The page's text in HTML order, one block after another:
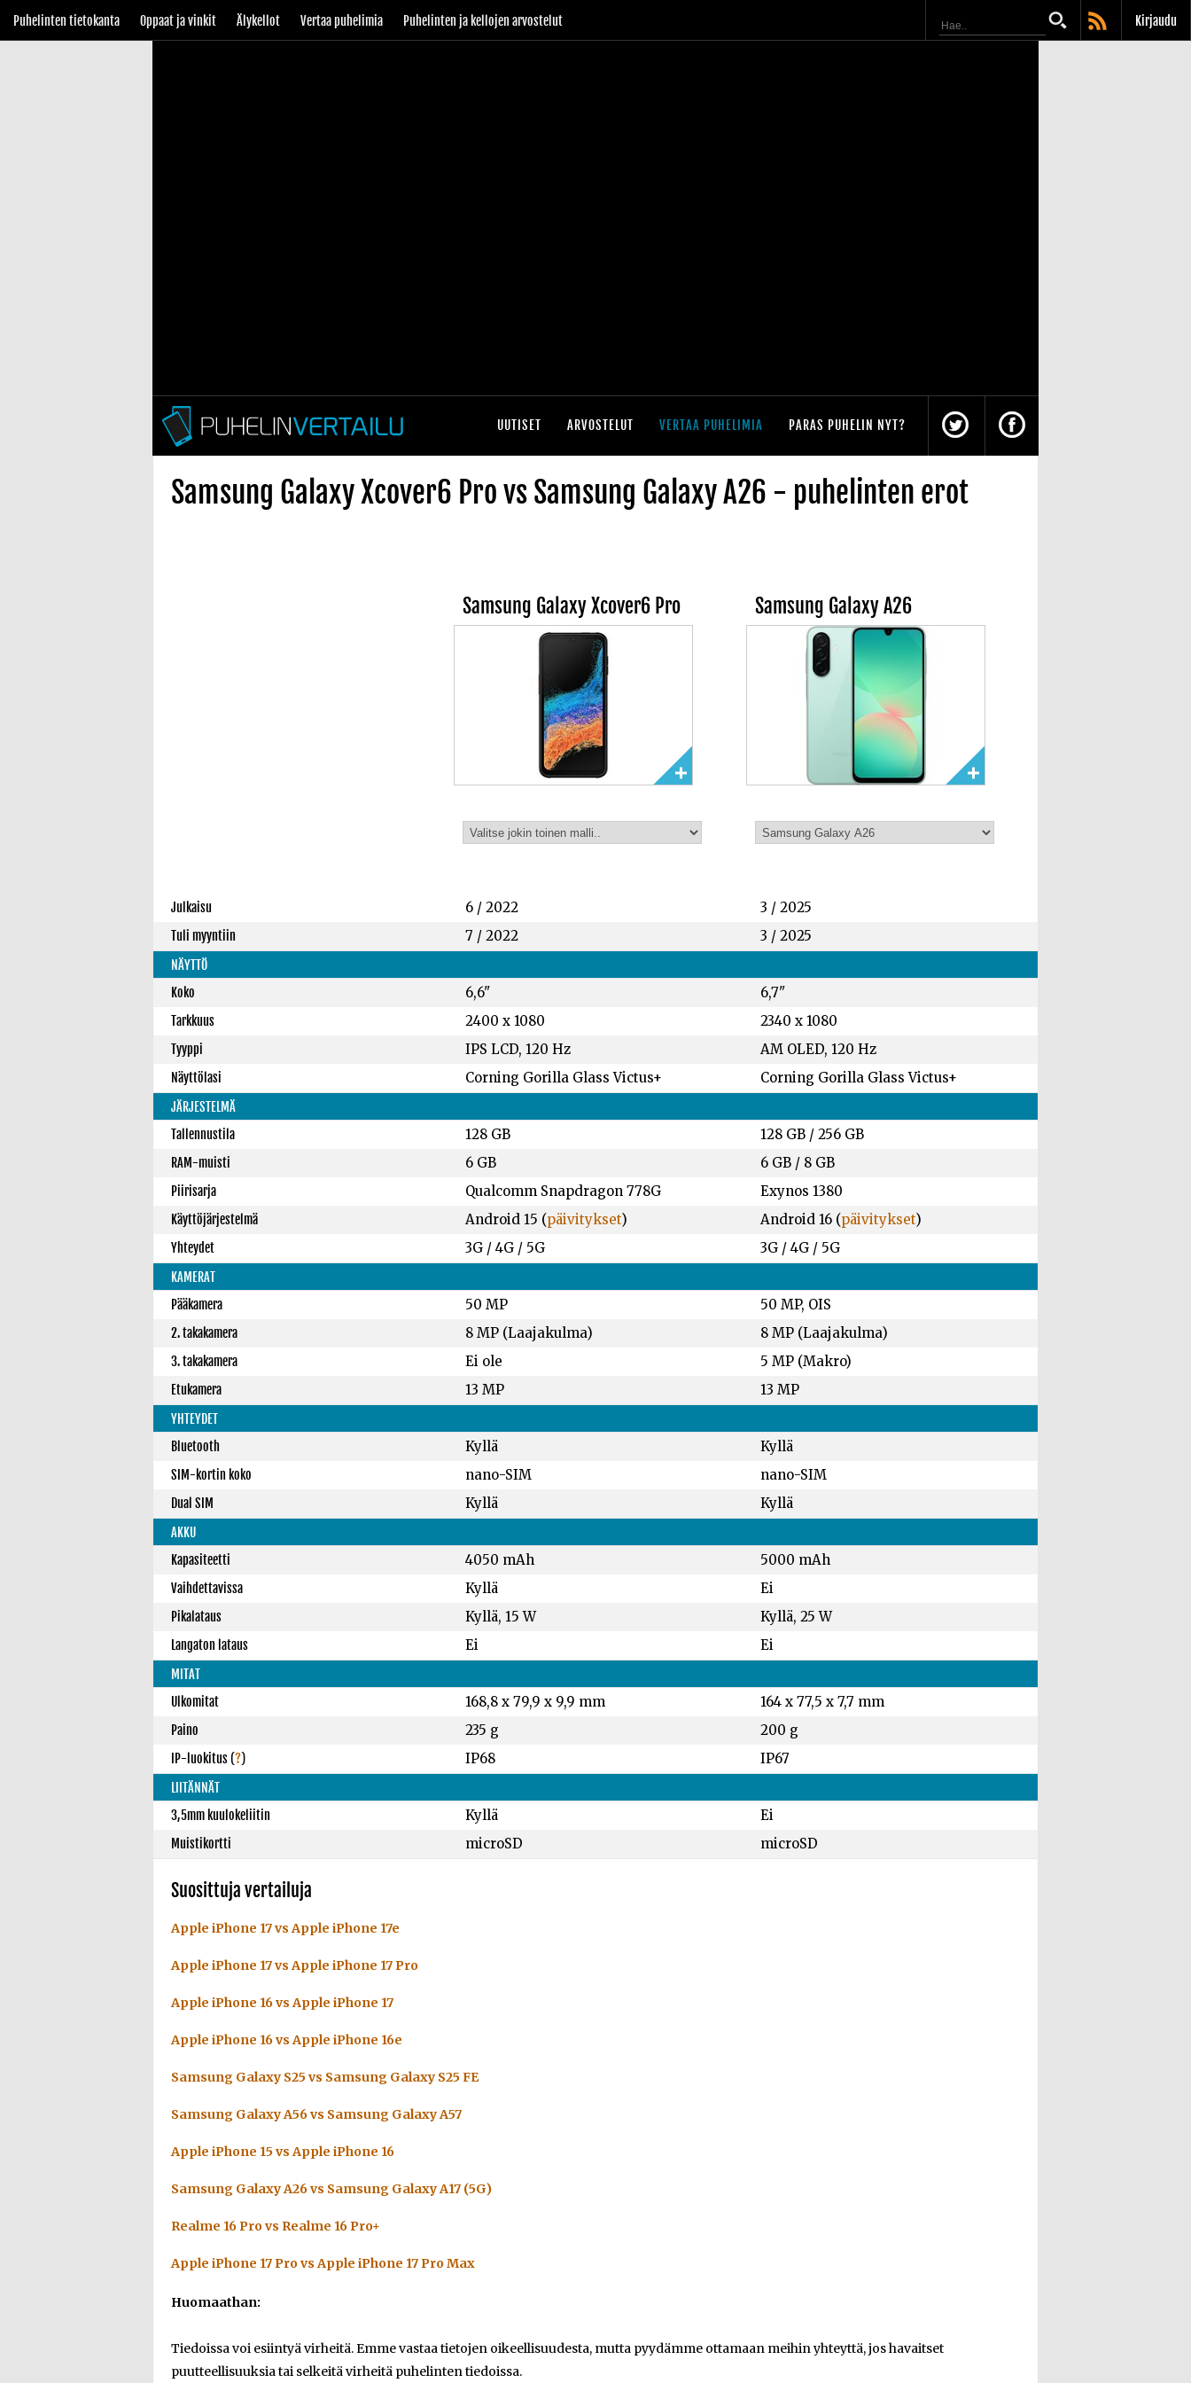
Puhelinten tietokanta Oppaat ja vinkit Älykellot Vertaa puhelimia Puhelinten ja kellojen arvostelut Kirjaudu
UUTISET ARVOSTELUT VERTAA PUHELIMIA PARAS PUHELIN NYT?
Samsung Galaxy Xcover6 Pro vs Samsung Galaxy A26 - puhelinten erot
Samsung Galaxy Xcover6 Pro Samsung Galaxy A26
Julkaisu 6 / 2022 3 / 2025
Tuli myyntiin 7 / 2022 3 / 2025
NÄYTTÖ
Koko
6,6" 6,7"
Tarkkuus 2400 x 1080 2340 x 1080
Tyyppi IPS LCD, 120 Hz AM OLED, 120 Hz
Näyttölasi Corning Gorilla Glass Victus+ Corning Gorilla Glass Victus+
JÄRJESTELMÄ
Tallennustila
128 GB 128 GB/ 256 GB
RAM-muisti 6 GB 6 GB/ 8 GB
Piirisarja Qualcomm Snapdragon 778G Exynos 1380
Käyttöjärjestelmä Android 15 (päivitykset) Android 16 (päivitykset)
Yhteydet 3G / 4G / 5G 3G / 4G / 5G
KAMERAT
Pääkamera
50 MP 50 MP, OIS
2. takakamera 8 MP (Laajakulma) 8 MP (Laajakulma)
3. takakamera Ei ole 5 MP (Makro)
Etukamera 13 MP 13 MP
YHTEYDET
Bluetooth
Kyllä Kyllä
SIM-kortin koko nano-SIM nano-SIM
Dual SIM Kyllä Kyllä
AKKU
Kapasiteetti
4050 mAh 5000 mAh
Vaihdettavissa Kyllä Ei
Pikalataus Kyllä, 15 W Kyllä, 25 W
Langaton lataus Ei Ei
MITAT
Ulkomitat
168,8 x 79,9 x 9,9 mm 164 x 77,5 x 7,7 mm
Paino 235 g 200 g
IP-luokitus(?) IP68 IP67
LIITÄNNÄT
3,5mm kuulokeliitin
Kyllä Ei
Muistikortti microSD microSD
Suosittuja vertailuja
Apple iPhone 17 vs Apple iPhone 17e
Apple iPhone 17 vs Apple iPhone 17 Pro
Apple iPhone 16 vs Apple iPhone 17
Apple iPhone 16 vs Apple iPhone 16e
Samsung Galaxy S25 vs Samsung Galaxy S25 FE
Samsung Galaxy A56 vs Samsung Galaxy A57
Apple iPhone 15 vs Apple iPhone 16
Samsung Galaxy A26 vs Samsung Galaxy A17 (5G)
Realme 16 Pro vs Realme 16 Pro+
Apple iPhone 17 Pro vs Apple iPhone 17 Pro Max
Huomaathan:
Tiedoissa voi esiintyä virheitä. Emme vastaa tietojen oikeellisuudesta, mutta pyydämme ottamaan meihin yhteyttä, jos havaitset
puutteellisuuksia tai selkeitä virheitä puhelinten tiedoissa.